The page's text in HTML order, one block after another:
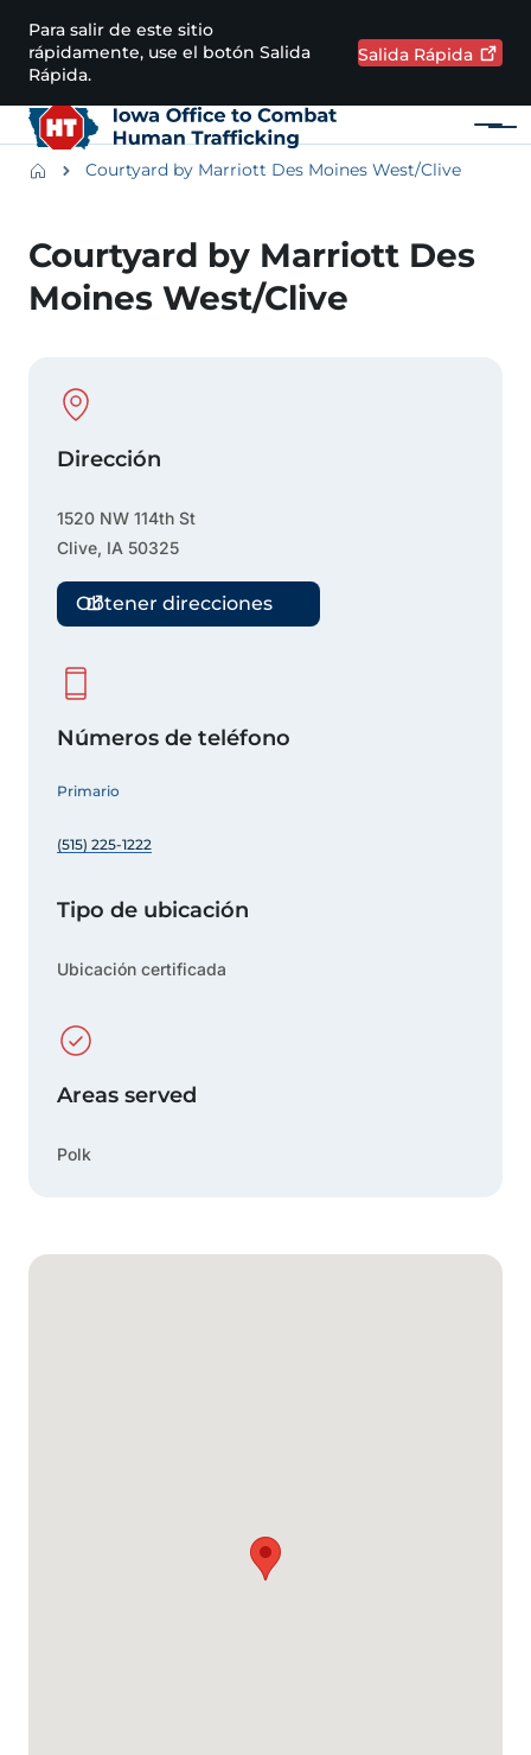
Pasar al contenido principal
Para salir de este sitio
rápidamente, use el botón Salida
Rápida.
Salida Rápida
Menú
Main navigation
BreadcrumbsCourtyard by Marriott Des Moines West/Clive
Courtyard by Marriott Des
Moines West/Clive
Mapa de Google
Physical Location
Dirección
1520 NW 114th St
Clive, IA 50325
Obtener direcciones
Números de teléfono
Primario
(515) 225-1222
Tipo de ubicación
Ubicación certificada
Areas served
Polk